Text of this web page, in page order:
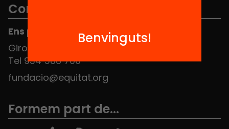
Contacte
Ens pots trobar al Hub Social
Girona 34, interior 08010 Barcelona
Tel 934 588 700
fundacio@equitat.org
Formem part de...
Benvinguts!